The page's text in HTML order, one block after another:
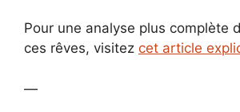
Pour une analyse plus complète
ces rêves, visitez cet article
—